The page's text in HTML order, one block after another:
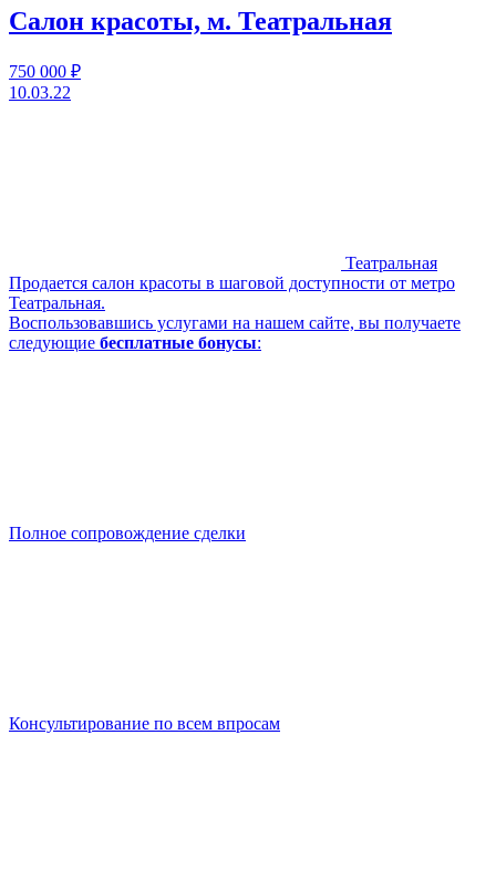
Салон красоты, м. Театральная
750 000 ₽
10.03.22
Театральная
Продается салон красоты в шаговой доступности от метро
Театральная.
Воспользовавшись услугами на нашем сайте, вы получаете
следующие бесплатные бонусы:
Полное сопровождение сделки
Консультирование по всем впросам